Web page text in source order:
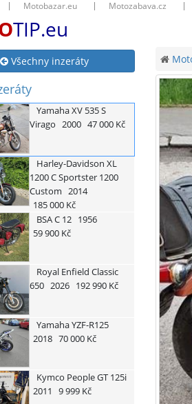
Motobazar.eu Motozabava.cz
TIP.eu
Všechny inzeráty
YamahaXV 535 S
Virago 2000 47 000 Kč
Harley-Davidson XL
1200 C Sportster 1200
Custom
2014
185 000 Kč
BSAC 12 1956
59 900 Kč
Royal Enfield Classic
650 2026 192 990 Kč
YamahaYZF-R125
2018 70 000 Kč
Kymco People GT 125i
2011
9 999 Kč